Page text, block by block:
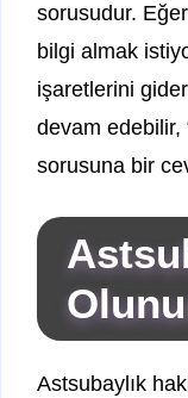
sorusudur.
bilgi almak
işaretlerini
devam edebilir,
sorusuna bir
Astsubaylık